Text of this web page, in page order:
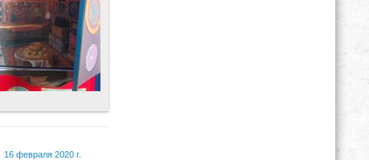
16 февраля 2020 г.